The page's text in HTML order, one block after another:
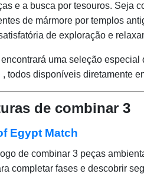
e a busca por tesouros. Seja
de mármore por templos
de exploração e
uma seleção especial
, todos disponíveis diretamente
de combinar 3
Egypt Match
de combinar 3 peças
completar fases e descobrir